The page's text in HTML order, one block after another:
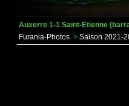
Auxerre 1-1 Saint-Etienne
Furania-Photos > Saison 2021-